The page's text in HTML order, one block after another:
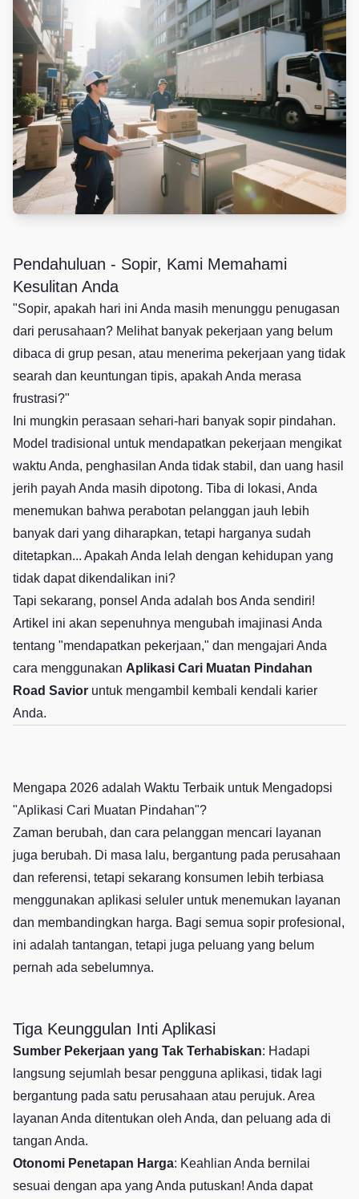
Pendahuluan - Sopir, Kami Memahami
Kesulitan Anda
"Sopir, apakah hari ini Anda masih menunggu penugasan
dari perusahaan? Melihat banyak pekerjaan yang belum
dibaca di grup pesan, atau menerima pekerjaan yang tidak
searah dan keuntungan tipis, apakah Anda merasa
frustrasi?"
Ini mungkin perasaan sehari-hari banyak sopir pindahan.
Model tradisional untuk mendapatkan pekerjaan mengikat
waktu Anda, penghasilan Anda tidak stabil, dan uang hasil
jerih payah Anda masih dipotong. Tiba di lokasi, Anda
menemukan bahwa perabotan pelanggan jauh lebih
banyak dari yang diharapkan, tetapi harganya sudah
ditetapkan... Apakah Anda lelah dengan kehidupan yang
tidak dapat dikendalikan ini?
Tapi sekarang, ponsel Anda adalah bos Anda sendiri!
Artikel ini akan sepenuhnya mengubah imajinasi Anda
tentang "mendapatkan pekerjaan," dan mengajari Anda
cara menggunakan Aplikasi Cari Muatan Pindahan
Road Savior untuk mengambil kembali kendali karier
Anda.
Mengapa 2026 adalah Waktu Terbaik untuk Mengadopsi
"Aplikasi Cari Muatan Pindahan"?
Zaman berubah, dan cara pelanggan mencari layanan
juga berubah. Di masa lalu, bergantung pada perusahaan
dan referensi, tetapi sekarang konsumen lebih terbiasa
menggunakan aplikasi seluler untuk menemukan layanan
dan membandingkan harga. Bagi semua sopir profesional,
ini adalah tantangan, tetapi juga peluang yang belum
pernah ada sebelumnya.
Tiga Keunggulan Inti Aplikasi
Sumber Pekerjaan yang Tak Terhabiskan: Hadapi
langsung sejumlah besar pengguna aplikasi, tidak lagi
bergantung pada satu perusahaan atau perujuk. Area
layanan Anda ditentukan oleh Anda, dan peluang ada di
tangan Anda.
Otonomi Penetapan Harga: Keahlian Anda bernilai
sesuai dengan apa yang Anda putuskan! Anda dapat